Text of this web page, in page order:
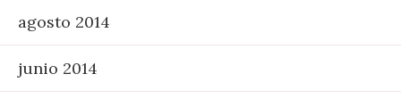
agosto 2014
junio 2014